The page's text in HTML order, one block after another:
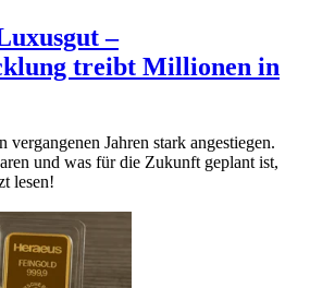
–
treibt Millionen in
vergangenen Jahren stark angestiegen.
und was für die Zukunft geplant ist,
lesen!